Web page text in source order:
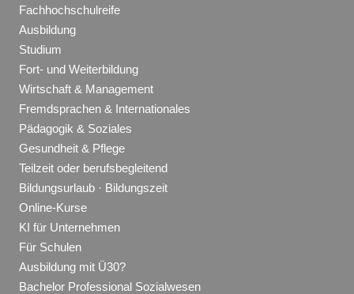
Fachhochschulreife
Ausbildung
Studium
Fort- und Weiterbildung
Wirtschaft & Management
Fremdsprachen & Internationales
Pädagogik & Soziales
Gesundheit & Pflege
Teilzeit oder berufsbegleitend
Bildungsurlaub · Bildungszeit
Online-Kurse
KI für Unternehmen
Für Schulen
Ausbildung mit Ü30?
Bachelor Professional Sozialwesen